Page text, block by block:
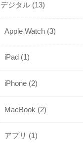
デジタル (13)
Apple Watch (3)
iPad (1)
iPhone (2)
MacBook (2)
アプリ (1)